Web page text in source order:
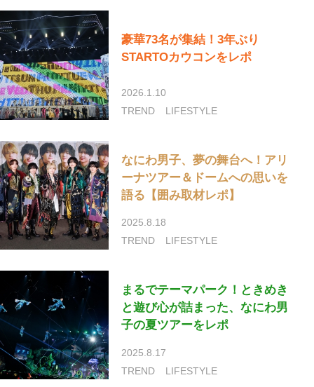
豪華73名が集結！3年ぶり
STARTOカウコンをレポ
2026.1.10
TREND
LIFESTYLE
なにわ男子、夢の舞台へ！アリ
ーナツアー＆ドームへの思いを
語る【囲み取材レポ】
2025.8.18
TREND
LIFESTYLE
まるでテーマパーク！ときめき
と遊び心が詰まった、なにわ男
子の夏ツアーをレポ
2025.8.17
TREND
LIFESTYLE